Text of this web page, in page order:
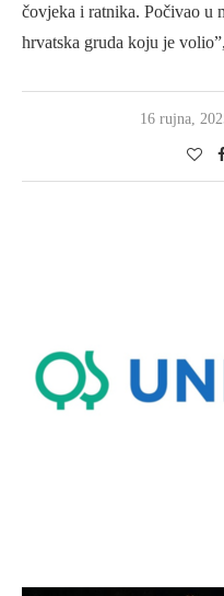
čovjeka i ratnika. Počivao u
hrvatska gruda koju je
16 rujna,